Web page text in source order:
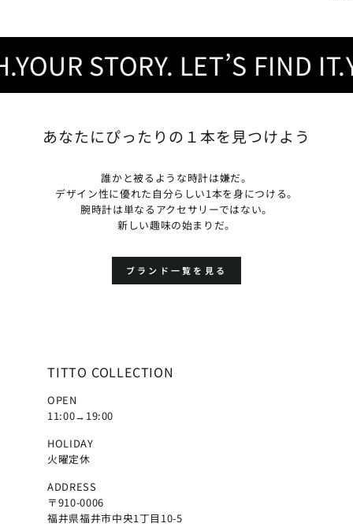
STORY. LET’S FIND IT.
あなたにぴったりの１本を見つけよう
誰かと被るような時計は嫌だ。
デザイン性に優れた自分らしい1本を身につける。
腕時計は単なるアクセサリーではない。
新しい趣味の始まりだ。
ブランド一覧を見る
TITTO COLLECTION
OPEN
11:00→19:00
HOLIDAY
火曜定休
ADDRESS
〒910-0006
福井県福井市中央1丁目10-5